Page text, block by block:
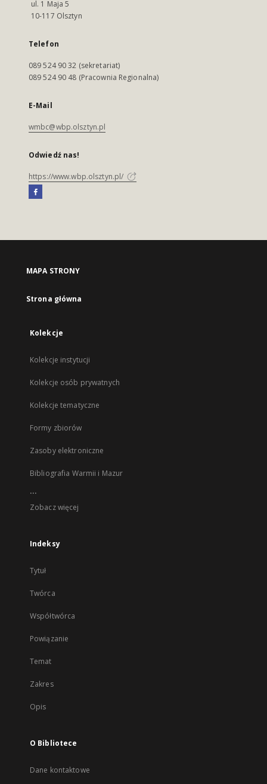
ul. 1 Maja 5
10-117 Olsztyn
Telefon
089 524 90 32 (sekretariat)
089 524 90 48 (Pracownia Regionalna)
E-Mail
wmbc@wbp.olsztyn.pl
Odwiedź nas!
https://www.wbp.olsztyn.pl/
MAPA STRONY
Strona główna
Kolekcje
Kolekcje instytucji
Kolekcje osób prywatnych
Kolekcje tematyczne
Formy zbiorów
Zasoby elektroniczne
Bibliografia Warmii i Mazur
...
Zobacz więcej
Indeksy
Tytuł
Twórca
Współtwórca
Powiązanie
Temat
Zakres
Opis
O Bibliotece
Dane kontaktowe